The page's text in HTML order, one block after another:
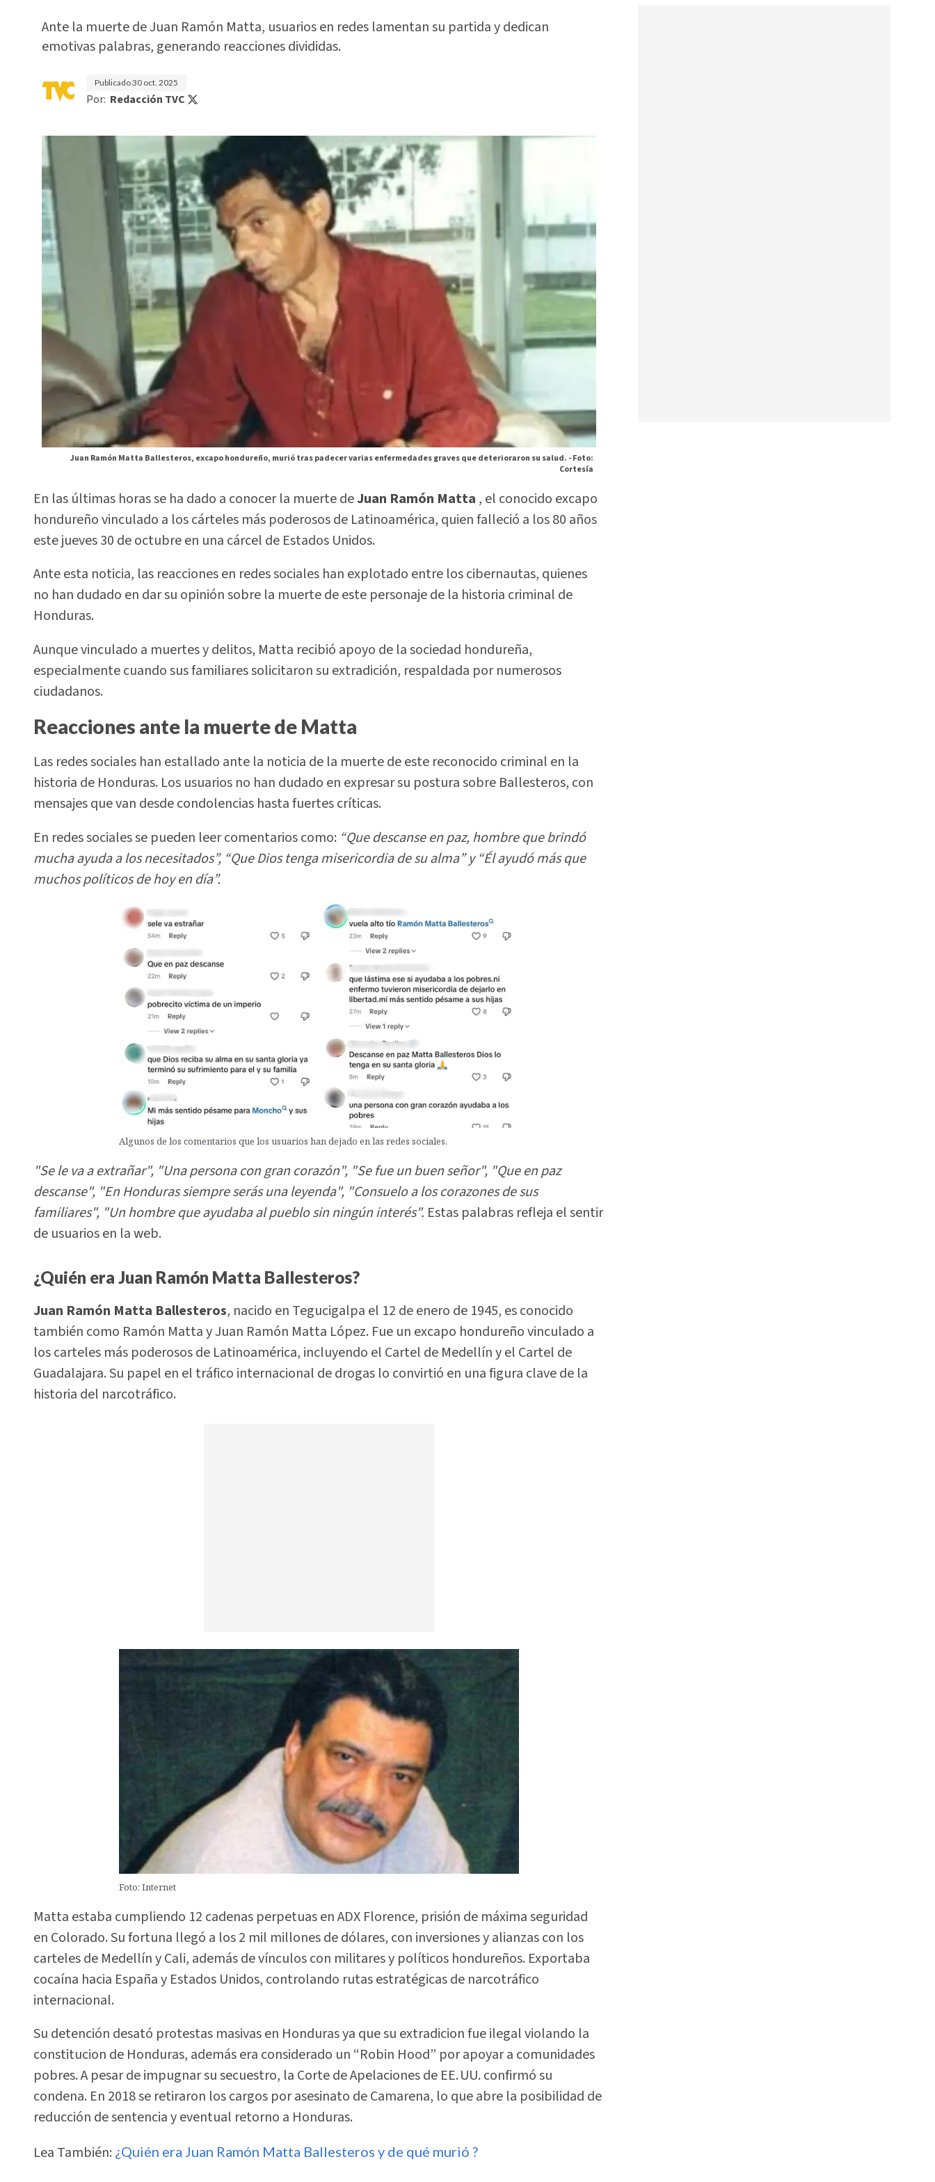
Ante la muerte de Juan Ramón Matta, usuarios en redes lamentan su partida y dedican
emotivas palabras, generando reacciones divididas.
Publicado30 oct. 2025
Por: Redacción TVC
Juan Ramón Matta Ballesteros, excapo hondureño, murió tras padecer varias enfermedades graves que deterioraron su salud. -Foto:
Cortesía
En las últimas horas se ha dado a conocer la muerte deJuan Ramón Matta , el conocido excapo
hondureño vinculado a los cárteles más poderosos de Latinoamérica, quien falleció a los 80 años
este jueves 30 de octubre en una cárcel de Estados Unidos.
Ante esta noticia, las reacciones en redes sociales han explotado entre los cibernautas, quienes
no han dudado en dar su opinión sobre la muerte de este personaje de la historia criminal de
Honduras.
Aunque vinculado a muertes y delitos, Matta recibió apoyo de la sociedad hondureña,
especialmente cuando sus familiares solicitaron su extradición, respaldada por numerosos
ciudadanos.
Reacciones ante la muerte de Matta
Las redes sociales han estallado ante la noticia de la muerte de este reconocido criminal en la
historia de Honduras. Los usuarios no han dudado en expresar su postura sobre Ballesteros, con
mensajes que van desde condolencias hasta fuertes críticas.
En redes sociales se pueden leer comentarios como: “Que descanse en paz, hombre que brindó
mucha ayuda a los necesitados”, “Que Dios tenga misericordia de su alma” y “Él ayudó más que
muchos políticos de hoy en día”.
Algunos de los comentarios que los usuarios han dejado en las redes sociales.
"Se le va a extrañar", "Una persona con gran corazón", "Se fue un buen señor", "Que en paz
descanse", "En Honduras siempre serás una leyenda", "Consuelo a los corazones de sus
familiares", "Un hombre que ayudaba al pueblo sin ningún interés". Estas palabras refleja el sentir
de usuarios en la web.
¿Quién era Juan Ramón Matta Ballesteros?
Juan Ramón Matta Ballesteros, nacido en Tegucigalpa el 12 de enero de 1945, es conocido
también como Ramón Matta y Juan Ramón Matta López. Fue un excapo hondureño vinculado a
los carteles más poderosos de Latinoamérica, incluyendo el Cartel de Medellín y el Cartel de
Guadalajara. Su papel en el tráfico internacional de drogas lo convirtió en una figura clave de la
historia del narcotráfico.
Foto: Internet
Matta estaba cumpliendo 12 cadenas perpetuas en ADX Florence, prisión de máxima seguridad
en Colorado. Su fortuna llegó a los 2 mil millones de dólares, con inversiones y alianzas con los
carteles de Medellín y Cali, además de vínculos con militares y políticos hondureños. Exportaba
cocaína hacia España y Estados Unidos, controlando rutas estratégicas de narcotráfico
internacional.
Su detención desató protestas masivas en Honduras ya que su extradicion fue ilegal violando la
constitucion de Honduras, además era considerado un “Robin Hood” por apoyar a comunidades
pobres. A pesar de impugnar su secuestro, la Corte de Apelaciones de EE. UU. confirmó su
condena. En 2018 se retiraron los cargos por asesinato de Camarena, lo que abre la posibilidad de
reducción de sentencia y eventual retorno a Honduras.
Lea También: ¿Quién era Juan Ramón Matta Ballesteros y de qué murió ?